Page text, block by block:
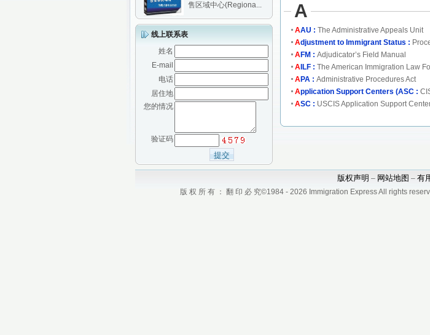
售区域中心(Regiona...
线上联系表
姓名
E-mail
电话
居住地
您的情况
验证码
A
AAU : The Administrative Appeals Unit
Adjustment to Immigrant Status :
AFM : Adjudicator’s Field Manual
A ILF : The American Immigration Law
APA : Administrative Procedures Act
Application Support Centers (ASC :
ASC : USCIS Application Support
版权声明 – 网站地图 – 有
版 权 所 有 ： 翻 印 必 究©1984 - 2026 Immigration Express All rights